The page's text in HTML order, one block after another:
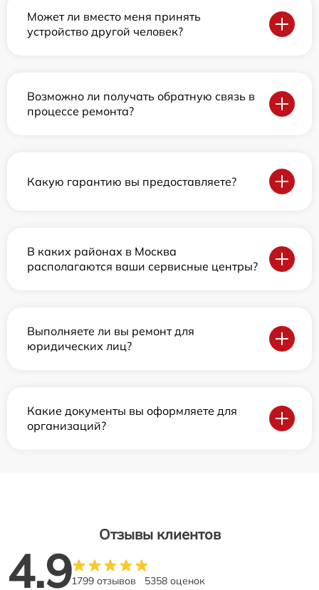
Может ли вместо меня принять
устройство другой человек?
Возможно ли получать обратную связь в
процессе ремонта?
Какую гарантию вы предоставляете?
В каких районах в Москва
располагаются ваши сервисные центры?
Выполняете ли вы ремонт для
юридических лиц?
Какие документы вы оформляете для
организаций?
Отзывы клиентов
4.91799 отзывов 5358 оценок